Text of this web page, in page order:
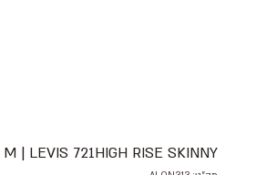
M | LEVIS 721HIGH RISE SKINNY